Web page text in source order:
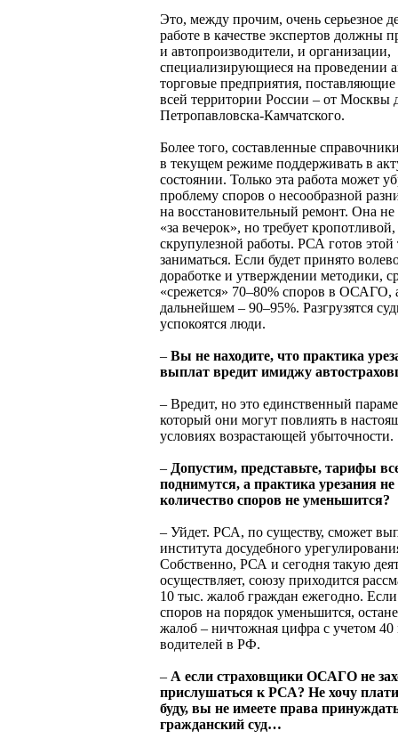
Это, между прочим, очень серьезное
работе в качестве экспертов должны
и автопроизводители, и организации,
специализирующиеся на проведении
торговые предприятия, поставляющие
всей территории России – от Москвы
Петропавловска-Камчатского.
Более того, составленные
в текущем режиме поддерживать в
состоянии. Только эта работа может
проблему споров о несообразной
на восстановительный ремонт. Она не
«за вечерок», но требует кропотливой,
скрупулезной работы. РСА готов этой
заниматься. Если будет принято
доработке и утверждении методики,
«срежется» 70–80% споров в ОСАГО,
дальнейшем – 90–95%. Разгрузятся
успокоятся люди.
– Вы не находите, что практика
выплат вредит имиджу
– Вредит, но это единственный
который они могут повлиять в
условиях возрастающей убыточности.
– Допустим, представьте, тарифы
поднимутся, а практика урезания не
количество споров не уменьшится?
– Уйдет. РСА, по существу, сможет
института досудебного
Собственно, РСА и сегодня такую
осуществляет, союзу приходится
10 тыс. жалоб граждан ежегодно. Если
споров на порядок уменьшится,
жалоб – ничтожная цифра с учетом
водителей в РФ.
– А если страховщики ОСАГО не
прислушаться к РСА? Не хочу
буду, вы не имеете права
гражданский суд…